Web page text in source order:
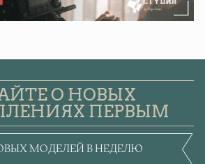
О НОВЫХ
ПЕРВЫМ
МОДЕЛЕЙ В НЕДЕЛЮ